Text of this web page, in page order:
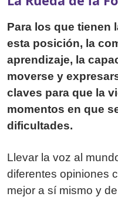
Para los que tienen
esta posición, la
aprendizaje, la
moverse y
claves para que la
momentos en que
dificultades.
Llevar la voz al
diferentes opiniones
mejor a sí mismo y